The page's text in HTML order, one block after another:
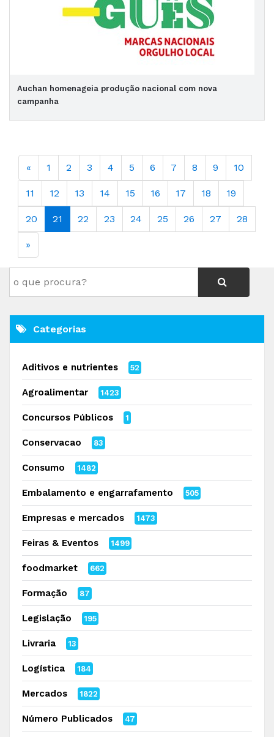
Auchan homenageia produção nacional com nova
campanha
« 1 2 3 4 5 6 7 8 9 10
11 12 13 14 15 16 17 18 19
20 21 22 23 24 25 26 27 28
»
Categorias
Aditivos e nutrientes 52
Agroalimentar 1423
Concursos Públicos 1
Conservacao 83
Consumo 1482
Embalamento e engarrafamento 505
Empresas e mercados 1473
Feiras & Eventos 1499
foodmarket 662
Formação 87
Legislação 195
Livraria 13
Logística 184
Mercados 1822
Número Publicados 47